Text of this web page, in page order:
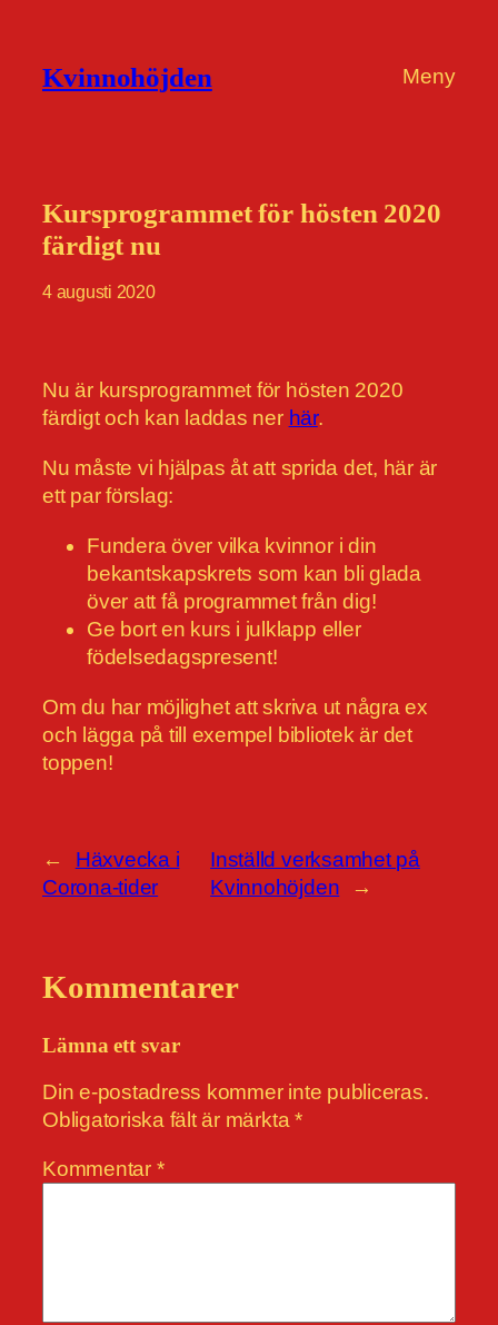
innehåll
Kvinnohöjden Meny
Kursprogrammet för hösten 2020
färdigt nu
4 augusti 2020
Nu är kursprogrammet för hösten 2020
färdigt och kan laddas ner här.
Nu måste vi hjälpas åt att sprida det, här är
ett par förslag:
Fundera över vilka kvinnor i din
bekantskapskrets som kan bli glada
över att få programmet från dig!
Ge bort en kurs i julklapp eller
födelsedagspresent!
Om du har möjlighet att skriva ut några ex
och lägga på till exempel bibliotek är det
toppen!
←
Häxvecka i
Corona-tider
Inställd verksamhet på
Kvinnohöjden
→
Kommentarer
Lämna ett svar
Din e-postadress kommer inte publiceras.
Obligatoriska fält är märkta*
Kommentar *